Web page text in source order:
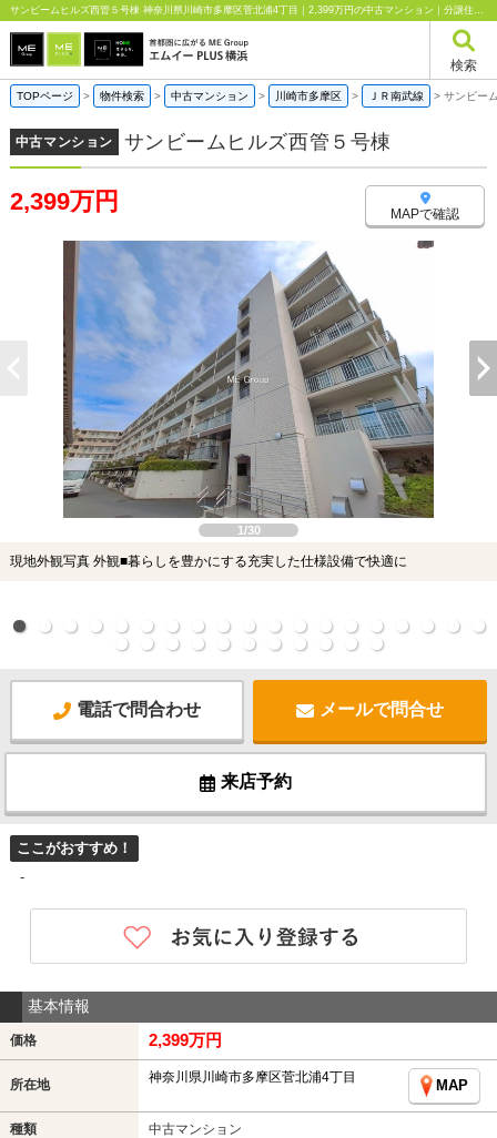
サンビームヒルズ西管５号棟 神奈川県川崎市多摩区菅北浦4丁目｜2,399万円の中古マンション｜分譲住宅や新築物件｜エムイーPLUS横浜
検索
TOPページ > 物件検索 > 中古マンション > 川崎市多摩区 > ＪＲ南武線 > サンビー
中古マンション サンビームヒルズ西管５号棟
2,399万円 MAPで確認
1/30
現地外観写真 外観■暮らしを豊かにする充実した仕様設備で快適に
電話で問合わせ メールで問合せ
来店予約
ここがおすすめ！
-
基本情報
価格 2,399万円
所在地 神奈川県川崎市多摩区菅北浦4丁目
MAP
種類 中古マンション